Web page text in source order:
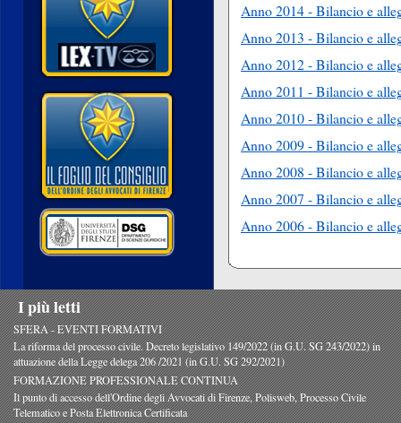
Anno 2014-Bilancio e
Anno 2013 -Bilancio e
Anno 2012-Bilancio e
Anno 2011 -Bilancio e
Anno 2010 -Bilancio e
Anno 2009 - Bilancio e
Anno 2008 - Bilancio e
Anno 2007 - Bilancio e
Anno 2006 - Bilancio e
I più letti
SFERA - EVENTI FORMATIVI
La riforma del processo civile. Decreto legislativo 149/2022 (in G.U. SG 243/2022) in
attuazione della Legge delega 206 /2021 (in G.U. SG 292/2021)
FORMAZIONE PROFESSIONALE CONTINUA
Il punto di accesso dell'Ordine degli Avvocati di Firenze, Polisweb, Processo Civile
Telematico e Posta Elettronica Certificata